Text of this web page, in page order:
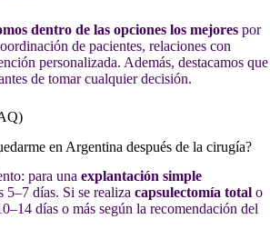
dentro de las opciones los mejores por
de pacientes, relaciones con
personalizada. Además, destacamos que
de tomar cualquier decisión.
en Argentina después de la cirugía?
para una explantación simple
5–7 días. Si se realiza capsulectomía total o
días o más según la recomendación del